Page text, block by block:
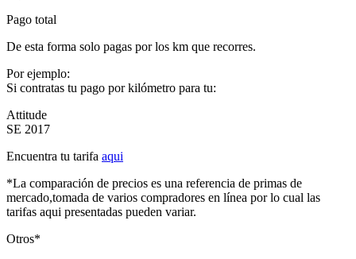
Pago total
De esta forma solo pagas por los km que recorres.
Por ejemplo:
Si contratas tu pago por kilómetro para tu:
Attitude
SE 2017
Encuentra tu tarifa aqui
*La comparación de precios es una referencia de primas de
mercado,tomada de varios compradores en línea por lo cual las
tarifas aqui presentadas pueden variar.
Otros*